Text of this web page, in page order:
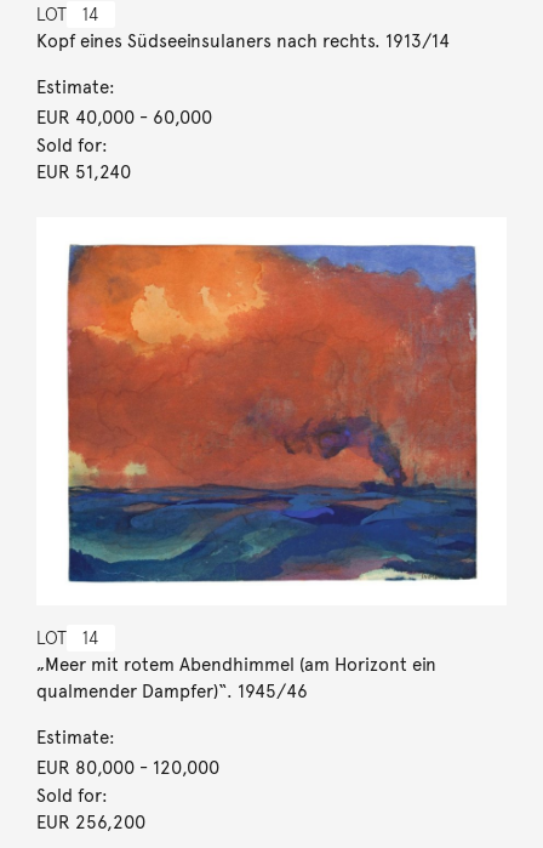
LOT 14
Kopf eines Südseeinsulaners nach rechts. 1913/14
Estimate:
EUR 40,000- 60,000
Sold for:
EUR 51,240
LOT 14
„Meer mit rotem Abendhimmel (am Horizont ein
qualmender Dampfer)“. 1945/46
Estimate:
EUR 80,000- 120,000
Sold for:
EUR 256,200